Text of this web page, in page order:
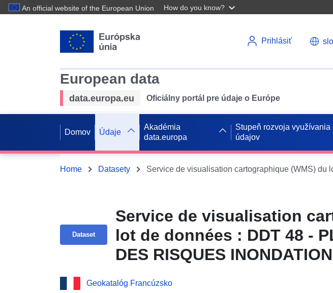
An official website of the European Union How do you know?
Prihlásiť
European data
data.europa.eu Oficiálny portál pre údaje o Európe
Domov Údaje
Akadémia
data.europa
Stupeň rozvoja využívania
údajov
Home Datasety
Dataset
Service de visualisation
lot de données : DDT 48 -
DES RISQUES
Geokatalóg Francúzsko